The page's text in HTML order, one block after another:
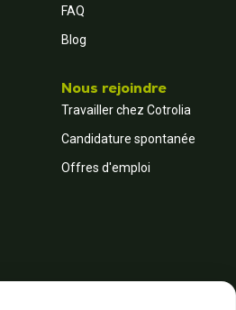
FAQ
Blog
Nous rejoindre
Travailler chez Cotrolia
Candidature spontanée
Offres d'emploi